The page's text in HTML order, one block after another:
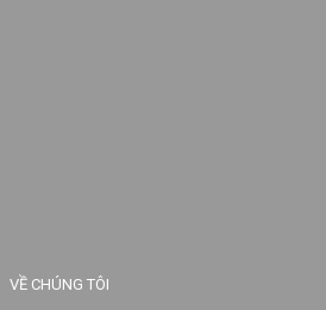
VỀ CHÚNG TÔI